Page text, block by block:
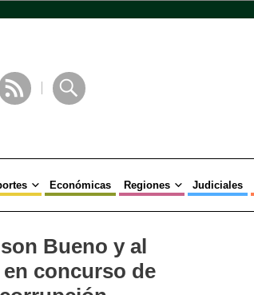
Económicas Regiones Judiciales
Bueno y al
concurso de